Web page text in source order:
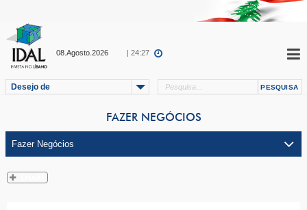
08.Agosto.2026 | 24:27
Desejo de
FAZER NEGÓCIOS